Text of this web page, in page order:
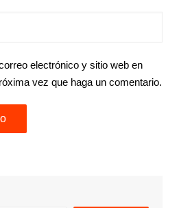
electrónico y sitio web en
vez que haga un comentario.